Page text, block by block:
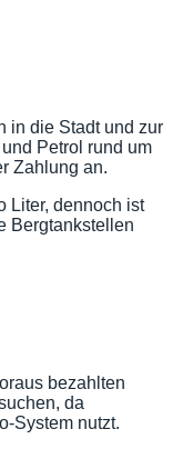
in die Stadt und zur
Petrol rund um
Zahlung an.
Liter, dennoch ist
Bergtankstellen
bezahlten
da
System nutzt.